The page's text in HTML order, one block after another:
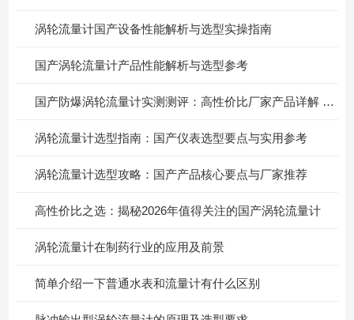
涡轮流量计国产设备性能解析与选型实操指南
国产涡轮流量计产品性能解析与选型参考
国产防爆涡轮流量计实测测评：高性价比厂家产品详解 + 实用选型参考
涡轮流量计选型指南：国产仪表选型要点与实用参考
涡轮流量计选型攻略：国产产品核心要点与厂家推荐
高性价比之选：揭秘2026年值得关注的国产涡轮流量计
涡轮流量计在制药行业的应用及前景
简单介绍一下普通水表和流量计有什么区别